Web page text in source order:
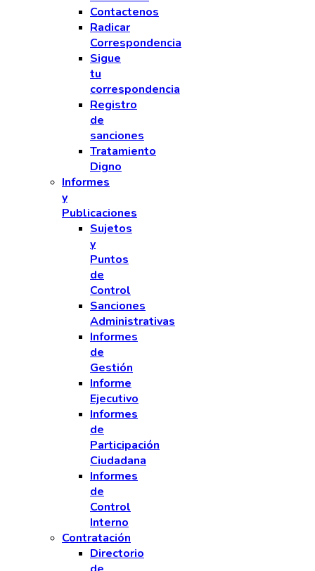
Contactenos
Radicar
Correspondencia
Sigue
tu
correspondencia
Registro
de
sanciones
Tratamiento
Digno
Informes
y
Publicaciones
Sujetos
y
Puntos
de
Control
Sanciones
Administrativas
Informes
de
Gestión
Informe
Ejecutivo
Informes
de
Participación
Ciudadana
Informes
de
Control
Interno
Contratación
Directorio